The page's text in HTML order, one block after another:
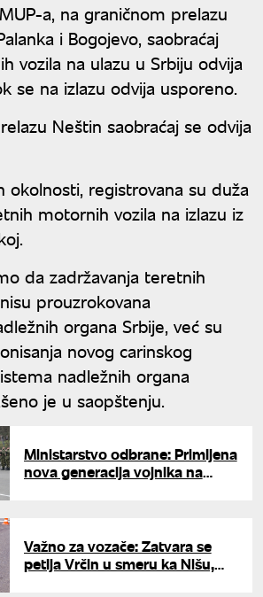
a, na graničnom prelazu
i Bogojevo, saobraćaj
vozila na ulazu u Srbiju odvija
se na izlazu odvija usporeno.
Neštin saobraćaj se odvija
okolnosti, registrovana su duža
motornih vozila na izlazu iz
da zadržavanja teretnih
prouzrokovana
organa Srbije, već su
novog carinskog
nadležnih organa
je u saopštenju.
Ministarstvo odbrane: Primljena
nova generacija vojnika na
Važno za vozače: Zatvara se
petlja Vrčin u smeru ka Nišu,